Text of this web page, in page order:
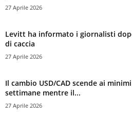
27 Aprile 2026
Levitt ha informato i giornalisti
di caccia
27 Aprile 2026
Il cambio USD/CAD scende ai
settimane mentre il...
27 Aprile 2026